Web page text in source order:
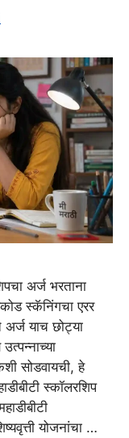
अर्ज भरताना
स्कॅनिंगचा एरर
याच छोट्या
सोडवायची, हे
स्कॉलरशिप
योजनांचा …